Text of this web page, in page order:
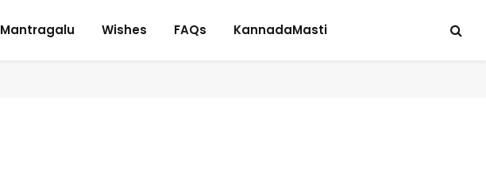
Mantragalu Wishes FAQs KannadaMasti